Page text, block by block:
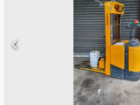
Dcsdeyv S Sdspfx Ag Esk